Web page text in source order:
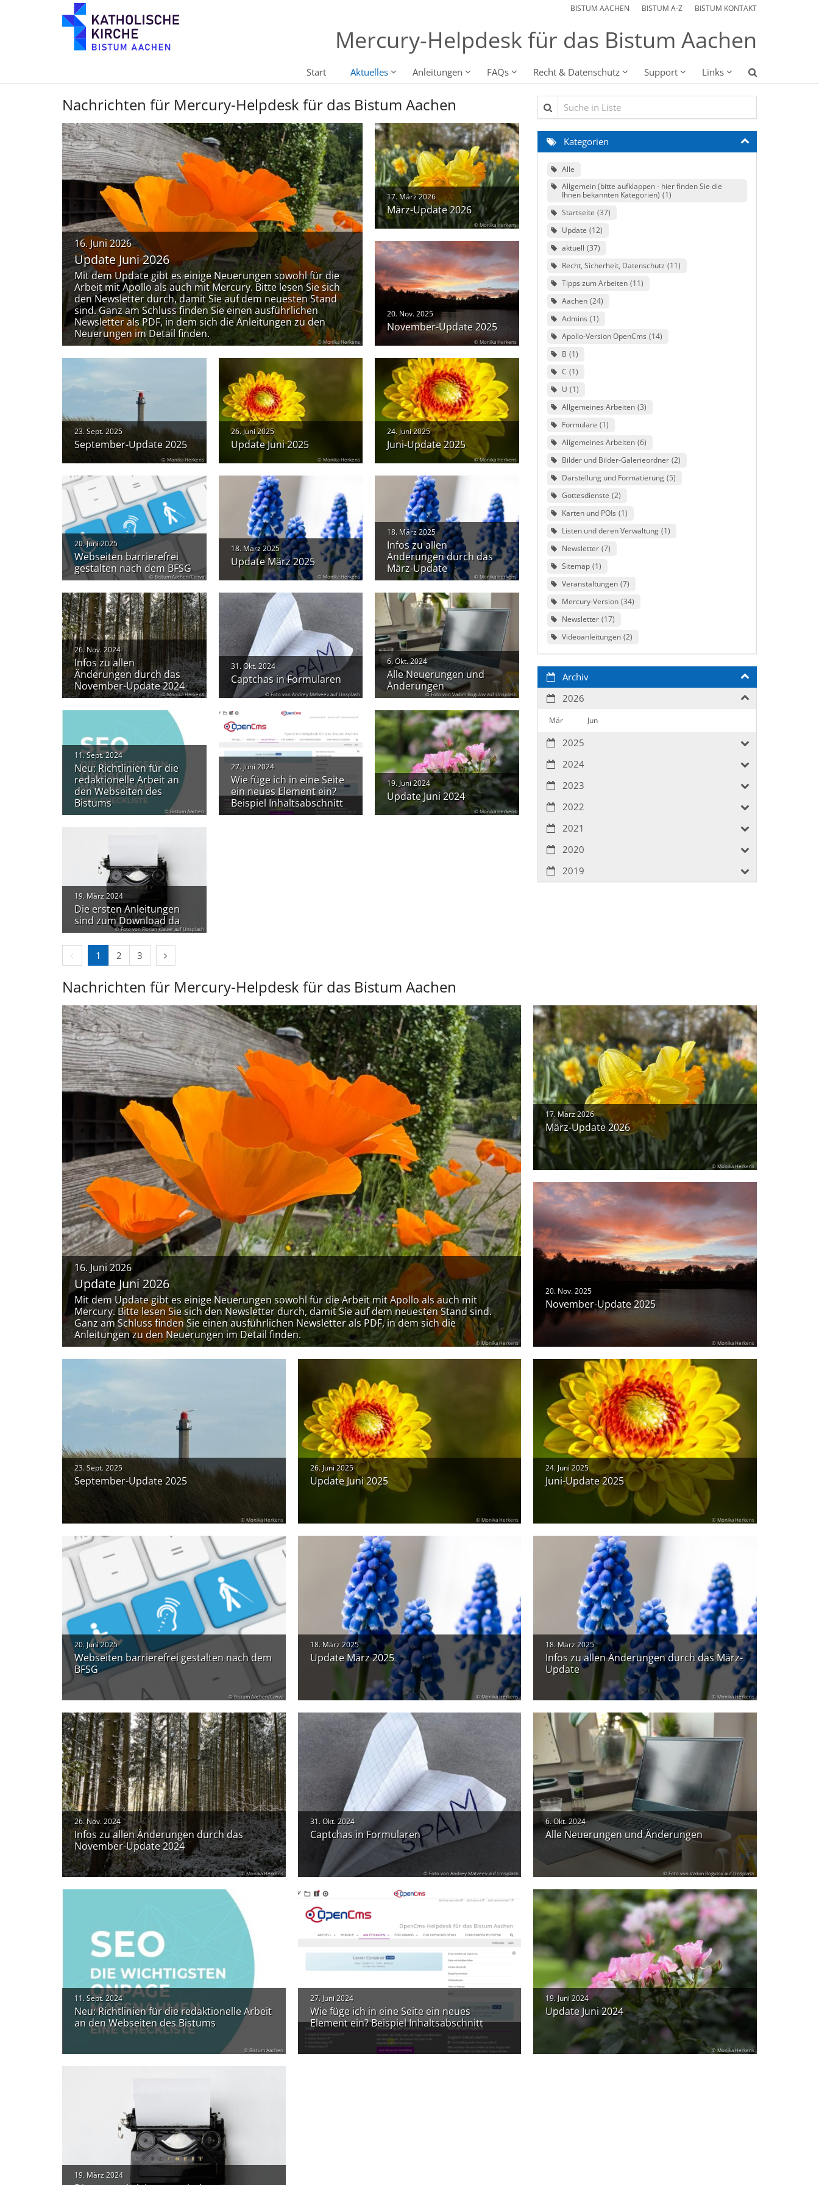
Zum Inhalt springen BISTUM AACHEN BISTUM A-Z BISTUM KONTAKT
Mercury-Helpdesk für das Bistum Aachen
Start Aktuelles Anleitungen FAQs Recht & Datenschutz Support Links
Nachrichten für Mercury-Helpdesk für das Bistum Aachen
16. Juni 2026
Update Juni 2026
Mit dem Update gibt es einige Neuerungen sowohl für die
Arbeit mit Apollo als auch mit Mercury. Bitte lesen Sie sich
den Newsletter durch, damit Sie auf dem neuesten Stand
sind. Ganz am Schluss finden Sie einen ausführlichen
Newsletter als PDF, in dem sich die Anleitungen zu den
Neuerungen im Detail finden.
© Monika Herkens
17. März 2026
März-Update 2026
© Monika Herkens
20. Nov. 2025
November-Update 2025
© Monika Herkens
23. Sept. 2025
September-Update 2025
© Monika Herkens
26. Juni 2025
Update Juni 2025
© Monika Herkens
24. Juni 2025
Juni-Update 2025
© Monika Herkens
20. Juni 2025
Webseiten barrierefrei
gestalten nach dem BFSG
© Bistum Aachen/Canva
18. März 2025
Update März 2025
© Monika Herkens
18. März 2025
Infos zu allen
Änderungen durch das
März-Update
© Monika Herkens
26. Nov. 2024
Infos zu allen
Änderungen durch das
November-Update 2024
© Monika Herkens
31. Okt. 2024
Captchas in Formularen
© Foto von Andrey Matveev auf Unsplash
6. Okt. 2024
Alle Neuerungen und
Änderungen
© Foto von Vadim Bogulov auf Unsplash
11. Sept. 2024
Neu: Richtlinien für die
redaktionelle Arbeit an
den Webseiten des
Bistums
© Bistum Aachen
27. Juni 2024
Wie füge ich in eine Seite
ein neues Element ein?
Beispiel Inhaltsabschnitt
19. Juni 2024
Update Juni 2024
© Monika Herkens
19. März 2024
Die ersten Anleitungen
sind zum Download da
© Foto von Florian Klauer auf Unsplash
Vorherige Seite
1 2 3 Nächste Seite
Suche in Liste
Kategorien
Alle
Allgemein (bitte aufklappen - hier finden Sie die
Ihnen bekannten Kategorien) 1
Startseite 37
Update 12
aktuell 37
Recht, Sicherheit, Datenschutz 11
Tipps zum Arbeiten 11
Aachen 24
Admins 1
Apollo-Version OpenCms 14
B 1
C 1
U 1
Allgemeines Arbeiten 3
Formulare 1
Allgemeines Arbeiten 6
Bilder und Bilder-Galerieordner 2
Darstellung und Formatierung 5
Gottesdienste 2
Karten und POIs 1
Listen und deren Verwaltung 1
Newsletter 7
Sitemap 1
Veranstaltungen 7
Mercury-Version 34
Newsletter 17
Videoanleitungen 2
Archiv
2026
Mär Jun
2025
2024
2023
2022
2021
2020
2019
Nachrichten für Mercury-Helpdesk für das Bistum Aachen
16. Juni 2026
Update Juni 2026
Mit dem Update gibt es einige Neuerungen sowohl für die Arbeit mit Apollo als auch mit
Mercury. Bitte lesen Sie sich den Newsletter durch, damit Sie auf dem neuesten Stand sind.
Ganz am Schluss finden Sie einen ausführlichen Newsletter als PDF, in dem sich die
Anleitungen zu den Neuerungen im Detail finden.
© Monika Herkens
17. März 2026
März-Update 2026
© Monika Herkens
20. Nov. 2025
November-Update 2025
© Monika Herkens
23. Sept. 2025
September-Update 2025
© Monika Herkens
26. Juni 2025
Update Juni 2025
© Monika Herkens
24. Juni 2025
Juni-Update 2025
© Monika Herkens
20. Juni 2025
Webseiten barrierefrei gestalten nach dem
BFSG
© Bistum Aachen/Canva
18. März 2025
Update März 2025
© Monika Herkens
18. März 2025
Infos zu allen Änderungen durch das März-
Update
© Monika Herkens
26. Nov. 2024
Infos zu allen Änderungen durch das
November-Update 2024
© Monika Herkens
31. Okt. 2024
Captchas in Formularen
© Foto von Andrey Matveev auf Unsplash
6. Okt. 2024
Alle Neuerungen und Änderungen
© Foto von Vadim Bogulov auf Unsplash
11. Sept. 2024
Neu: Richtlinien für die redaktionelle Arbeit
an den Webseiten des Bistums
© Bistum Aachen
27. Juni 2024
Wie füge ich in eine Seite ein neues
Element ein? Beispiel Inhaltsabschnitt
19. Juni 2024
Update Juni 2024
© Monika Herkens
19. März 2024